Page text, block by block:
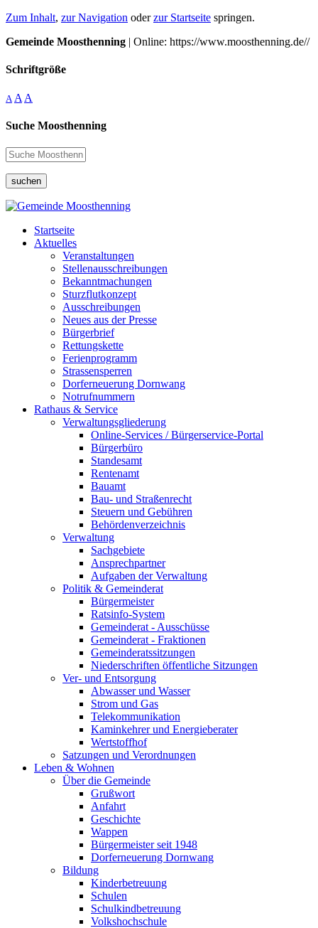
Zum Inhalt, zur Navigation oderzur Startseite springen.
Gemeinde Moosthenning | Online: https://www.moosthenning.de//
Schriftgröße
A A A
Suche Moosthenning
suchen
Startseite
Aktuelles
Veranstaltungen
Stellenausschreibungen
Bekanntmachungen
Sturzflutkonzept
Ausschreibungen
Neues aus der Presse
Bürgerbrief
Rettungskette
Ferienprogramm
Strassensperren
Dorferneuerung Dornwang
Notrufnummern
Rathaus & Service
Verwaltungsgliederung
Online-Services / Bürgerservice-Portal
Bürgerbüro
Standesamt
Rentenamt
Bauamt
Bau- und Straßenrecht
Steuern und Gebühren
Behördenverzeichnis
Verwaltung
Sachgebiete
Ansprechpartner
Aufgaben der Verwaltung
Politik & Gemeinderat
Bürgermeister
Ratsinfo-System
Gemeinderat - Ausschüsse
Gemeinderat - Fraktionen
Gemeinderatssitzungen
Niederschriften öffentliche Sitzungen
Ver- und Entsorgung
Abwasser und Wasser
Strom und Gas
Telekommunikation
Kaminkehrer und Energieberater
Wertstoffhof
Satzungen und Verordnungen
Leben & Wohnen
Über die Gemeinde
Grußwort
Anfahrt
Geschichte
Wappen
Bürgermeister seit 1948
Dorferneuerung Dornwang
Bildung
Kinderbetreuung
Schulen
Schulkindbetreuung
Volkshochschule